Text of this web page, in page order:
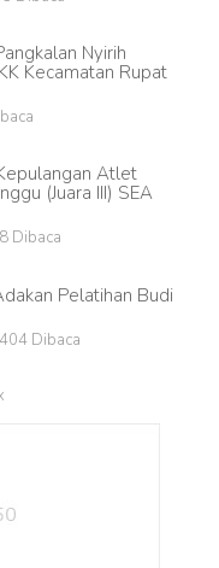
Nyirih
Kecamatan Rupat
Atlet
(Juara III) SEA
Dibaca
Pelatihan Budi
Dibaca